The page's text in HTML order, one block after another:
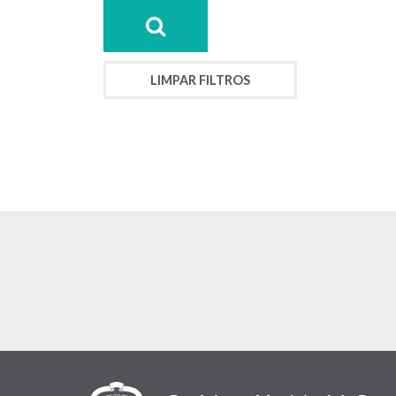
LIMPAR FILTROS